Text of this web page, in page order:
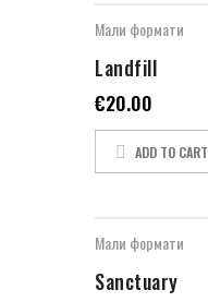
Мали формати
Landfill
€20.00
ADD TO CART
Мали формати
Sanctuary